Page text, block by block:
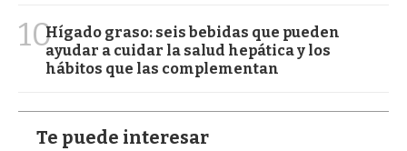
10Hígado graso: seis bebidas que pueden
ayudar a cuidar la salud hepática y los
hábitos que las complementan
Te puede interesar